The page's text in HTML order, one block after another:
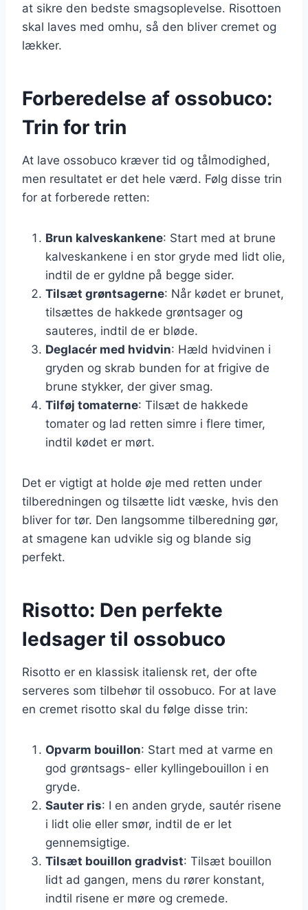
at sikre den bedste smagsoplevelse. Risottoen
skal laves med omhu, så den bliver cremet og
lækker.
Forberedelse af ossobuco:
Trin for trin
At lave ossobuco kræver tid og tålmodighed,
men resultatet er det hele værd. Følg disse trin
for at forberede retten:
Brun kalveskankene: Start med at brune
kalveskankene i en stor gryde med lidt olie,
indtil de er gyldne på begge sider.
Tilsæt grøntsagerne: Når kødet er brunet,
tilsættes de hakkede grøntsager og
sauteres, indtil de er bløde.
Deglacér med hvidvin: Hæld hvidvinen i
gryden og skrab bunden for at frigive de
brune stykker, der giver smag.
Tilføj tomaterne: Tilsæt de hakkede
tomater og lad retten simre i flere timer,
indtil kødet er mørt.
Det er vigtigt at holde øje med retten under
tilberedningen og tilsætte lidt væske, hvis den
bliver for tør. Den langsomme tilberedning gør,
at smagene kan udvikle sig og blande sig
perfekt.
Risotto: Den perfekte
ledsager til ossobuco
Risotto er en klassisk italiensk ret, der ofte
serveres som tilbehør til ossobuco. For at lave
en cremet risotto skal du følge disse trin:
Opvarm bouillon: Start med at varme en
god grøntsags- eller kyllingebouillon i en
gryde.
Sauter ris: I en anden gryde, sautér risene
i lidt olie eller smør, indtil de er let
gennemsigtige.
Tilsæt bouillon gradvist: Tilsæt bouillon
lidt ad gangen, mens du rører konstant,
indtil risene er møre og cremede.